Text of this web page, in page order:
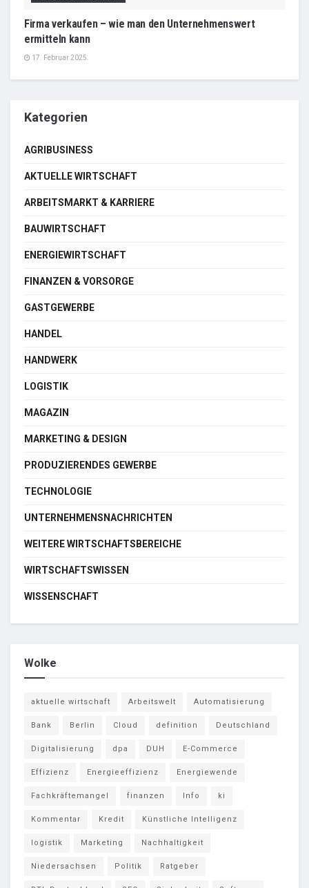
Firma verkaufen – wie man den Unternehmenswert
ermitteln kann
17. Februar 2025
Kategorien
AGRIBUSINESS
AKTUELLE WIRTSCHAFT
ARBEITSMARKT & KARRIERE
BAUWIRTSCHAFT
ENERGIEWIRTSCHAFT
FINANZEN & VORSORGE
GASTGEWERBE
HANDEL
HANDWERK
LOGISTIK
MAGAZIN
MARKETING & DESIGN
PRODUZIERENDES GEWERBE
TECHNOLOGIE
UNTERNEHMENSNACHRICHTEN
WEITERE WIRTSCHAFTSBEREICHE
WIRTSCHAFTSWISSEN
WISSENSCHAFT
Wolke
aktuelle wirtschaft Arbeitswelt Automatisierung
Bank Berlin Cloud definition Deutschland
Digitalisierung dpa DUH E-Commerce
Effizienz Energieeffizienz Energiewende
Fachkräftemangel finanzen Info ki
Kommentar Kredit Künstliche Intelligenz
logistik Marketing Nachhaltigkeit
Niedersachsen Politik Ratgeber